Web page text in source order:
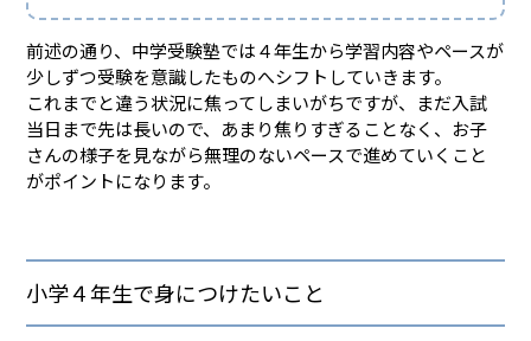
前述の通り、中学受験塾では４年生から学習内容やペースが
少しずつ受験を意識したものへシフトしていきます。
これまでと違う状況に焦ってしまいがちですが、まだ入試
当日まで先は長いので、あまり焦りすぎることなく、お子
さんの様子を見ながら無理のないペースで進めていくこと
がポイントになります。
小学４年生で身につけたいこと